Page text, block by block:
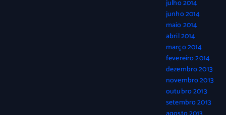
julho 2014
junho 2014
maio 2014
abril 2014
março 2014
fevereiro 2014
dezembro 2013
novembro 2013
outubro 2013
setembro 2013